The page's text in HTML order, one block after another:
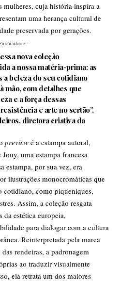
mulheres, cuja história inspira a
uma herança cultural de
preservada por gerações.
-
nova coleção
a nossa matéria-prima: as
beleza do seu cotidiano
mão, com detalhes que
e a força dessas
e arte no sertão”,
diretora criativa da
preview é a estampa autoral,
uma estampa francesa
estampa, por sua vez, era
ilustrações monocromáticas que
cotidiano, como piqueniques,
Assim, a coleção resgata
da estética europeia,
para dialogar com a cultura
Reinterpretada pela marca
rendeiras, a padronagem
ao traduzir visualmente
ela retrata um dos maiores